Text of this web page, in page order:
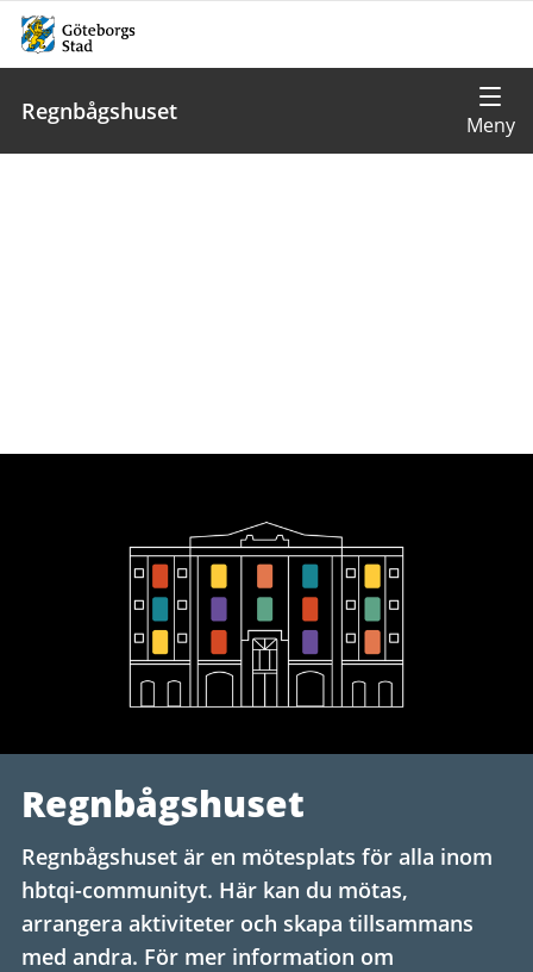
Regnbågshuset
Regnbågshuset
Regnbågshuset är en mötesplats för alla inom
hbtqi-communityt. Här kan du mötas,
arrangera aktiviteter och skapa tillsammans
med andra. För mer information om